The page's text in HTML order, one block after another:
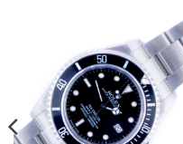
Add to